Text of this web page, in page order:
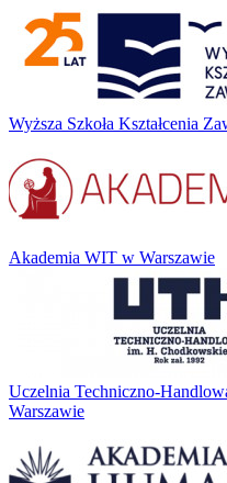
Wyższa Szkoła Kształcenia
Akademia WIT w Warszawie
Uczelnia Techniczno-
Warszawie